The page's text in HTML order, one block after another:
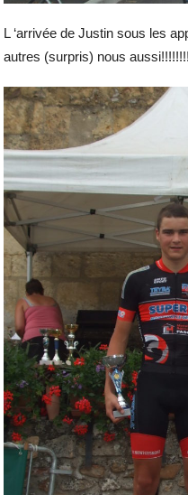
L ‘arrivée de Justin sous les
autres (surpris) nous